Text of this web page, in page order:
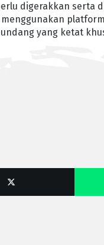
digerakkan serta
yang ketat